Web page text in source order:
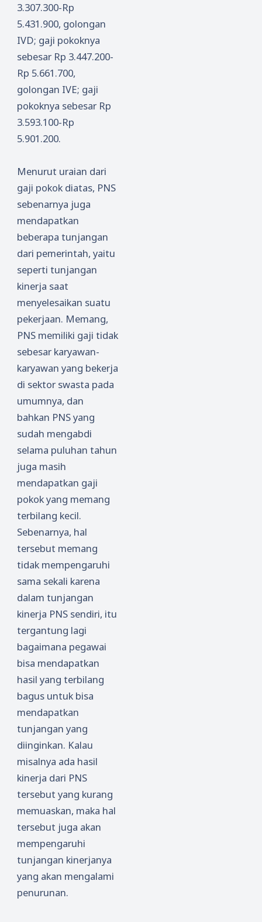
3.307.300-Rp
5.431.900, golongan
IVD; gaji pokoknya
sebesar Rp 3.447.200-
Rp 5.661.700,
golongan IVE; gaji
pokoknya sebesar Rp
3.593.100-Rp
5.901.200.
Menurut uraian dari
gaji pokok diatas, PNS
sebenarnya juga
mendapatkan
beberapa tunjangan
dari pemerintah, yaitu
seperti tunjangan
kinerja saat
menyelesaikan suatu
pekerjaan. Memang,
PNS memiliki gaji tidak
sebesar karyawan-
karyawan yang bekerja
di sektor swasta pada
umumnya, dan
bahkan PNS yang
sudah mengabdi
selama puluhan tahun
juga masih
mendapatkan gaji
pokok yang memang
terbilang kecil.
Sebenarnya, hal
tersebut memang
tidak mempengaruhi
sama sekali karena
dalam tunjangan
kinerja PNS sendiri, itu
tergantung lagi
bagaimana pegawai
bisa mendapatkan
hasil yang terbilang
bagus untuk bisa
mendapatkan
tunjangan yang
diinginkan. Kalau
misalnya ada hasil
kinerja dari PNS
tersebut yang kurang
memuaskan, maka hal
tersebut juga akan
mempengaruhi
tunjangan kinerjanya
yang akan mengalami
penurunan.